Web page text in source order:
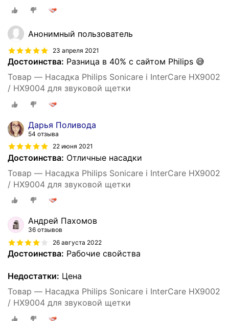
Анонимный пользователь
23 апреля 2021
Достоинства: Разница в 40% с сайтом Philips 😅
Товар — Насадка Philips Sonicare i InterCare HX9002
/ HX9004 для звуковой щетки
Дарья Поливода
54 отзыва
22 июня 2021
Достоинства: Отличные насадки
Товар — Насадка Philips Sonicare i InterCare HX9002
/ HX9004 для звуковой щетки
Андрей Пахомов
36 отзывов
26 августа 2022
Достоинства: Рабочие свойства
Недостатки: Цена
Товар — Насадка Philips Sonicare i InterCare HX9002
/ HX9004 для звуковой щетки